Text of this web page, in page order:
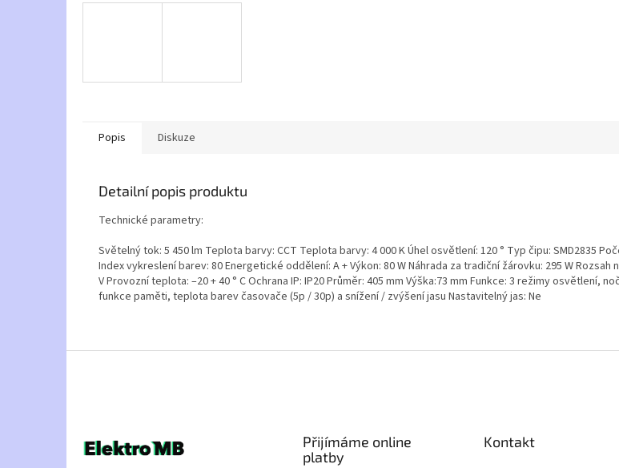
Popis Diskuze
Detailní popis produktu
Technické parametry:
Světelný tok: 5 450 lm Teplota barvy: CCT Teplota barvy: 4 000 K Úhel osvětlení: 120 ° Typ čipu: SMD2835
Index vykreslení barev: 80 Energetické oddělení: A + Výkon: 80 W Náhrada za tradiční žárovku: 295 W Rozsah
V Provozní teplota: –20 + 40 ° C Ochrana IP: IP20 Průměr: 405 mm Výška:73 mm Funkce: 3 režimy osvětlení,
funkce paměti, teplota barev časovače (5p / 30p) a snížení / zvýšení jasu Nastavitelný jas: Ne
Přijímáme online
platby
Kontakt